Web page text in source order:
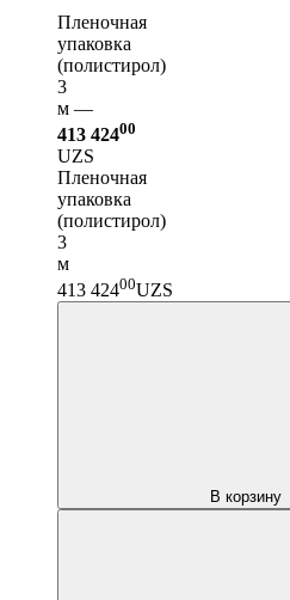
Пленочная
упаковка
(полистирол)
3
м —
413 42400
UZS
Пленочная
упаковка
(полистирол)
3
м
413 42400UZS
В корзину